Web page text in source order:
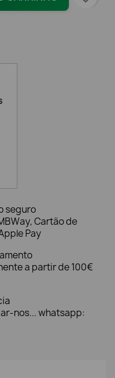
seguro
Cartão de
Pay
a partir de 100€
nos... whatsapp: